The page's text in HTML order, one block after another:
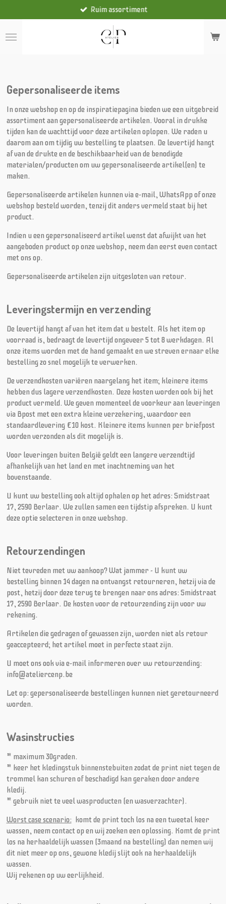
direct
naar
de
Ruim assortiment
Gepersonaliseerde items
In onze webshop en op de inspiratiepagina bieden we een uitgebreid
assortiment aan gepersonaliseerde artikelen. Vooral in drukke
tijden kan de wachttijd voor deze artikelen oplopen. We raden u
daarom aan om tijdig uw bestelling te plaatsen. De levertijd hangt
af van de drukte en de beschikbaarheid van de benodigde
materialen/producten om uw gepersonaliseerde artikel(en) te
maken.
Gepersonaliseerde artikelen kunnen via e-mail, WhatsApp of onze
webshop besteld worden, tenzij dit anders vermeld staat bij het
product.
Indien u een gepersonaliseerd artikel wenst dat afwijkt van het
aangeboden product op onze webshop, neem dan eerst even contact
met ons op.
Gepersonaliseerde artikelen zijn uitgesloten van retour.
Leveringstermijn en verzending
De levertijd hangt af van het item dat u bestelt. Als het item op
voorraad is, bedraagt de levertijd ongeveer 5 tot 8 werkdagen. Al
onze items worden met de hand gemaakt en we streven ernaar elke
bestelling zo snel mogelijk te verwerken.
De verzendkosten variëren naargelang het item; kleinere items
hebben dus lagere verzendkosten. Deze kosten worden ook bij het
product vermeld. We geven momenteel de voorkeur aan leveringen
via Bpost met een extra kleine verzekering, waardoor een
standaardlevering €10 kost. Kleinere items kunnen per briefpost
worden verzonden als dit mogelijk is.
Voor leveringen buiten België geldt een langere verzendtijd
afhankelijk van het land en met inachtneming van het
bovenstaande.
U kunt uw bestelling ook altijd ophalen op het adres: Smidstraat
17, 2590 Berlaar. We zullen samen een tijdstip afspreken. U kunt
deze optie selecteren in onze webshop.
Retourzendingen
Niet tevreden met uw aankoop? Wat jammer - U kunt uw
bestelling binnen 14 dagen na ontvangst retourneren, hetzij via de
post, hetzij door deze terug te brengen naar ons adres: Smidstraat
17, 2590 Berlaar. De kosten voor de retourzending zijn voor uw
rekening.
Artikelen die gedragen of gewassen zijn, worden niet als retour
geaccepteerd; het artikel moet in perfecte staat zijn.
U moet ons ook via e-mail informeren over uw retourzending:
info@ateliercenp.be
Let op: gepersonaliseerde bestellingen kunnen niet geretourneerd
worden.
Wasinstructies
* maximum 30graden.
* keer het kledingstuk binnenstebuiten zodat de print niet tegen de
trommel kan schuren of beschadigd kan geraken door andere
kledij.
* gebruik niet te veel wasproducten (en wasverzachter).
Worst case scenario: komt de print toch los na een tweetal keer
wassen, neem contact op en wij zoeken een oplossing. Komt de print
los na herhaaldelijk wassen (3maand na bestelling) dan nemen wij
dit niet meer op ons, gewone kledij slijt ook na herhaaldelijk
wassen.
Wij rekenen op uw eerlijkheid.